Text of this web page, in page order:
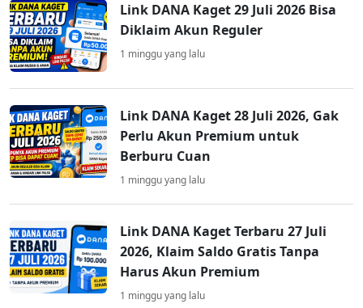
Link DANA Kaget 29 Juli 2026 Bisa
Diklaim Akun Reguler
1 minggu yang lalu
Link DANA Kaget 28 Juli 2026, Gak
Perlu Akun Premium untuk
Berburu Cuan
1 minggu yang lalu
Link DANA Kaget Terbaru 27 Juli
2026, Klaim Saldo Gratis Tanpa
Harus Akun Premium
1 minggu yang lalu